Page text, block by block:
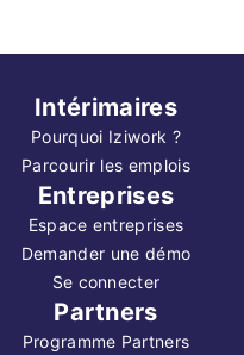
Intérimaires
Pourquoi Iziwork ?
Parcourir les emplois
Entreprises
Espace entreprises
Demander une démo
Se connecter
Partners
Programme Partners